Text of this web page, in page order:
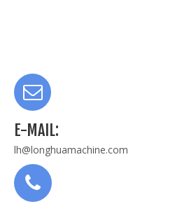
E-MAIL:
lh@longhuamachine.com